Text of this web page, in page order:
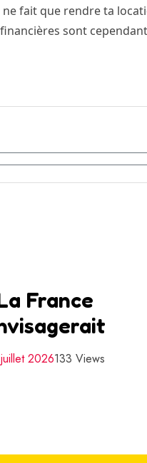
ne fait que rendre ta
sont
France
2026133 Views